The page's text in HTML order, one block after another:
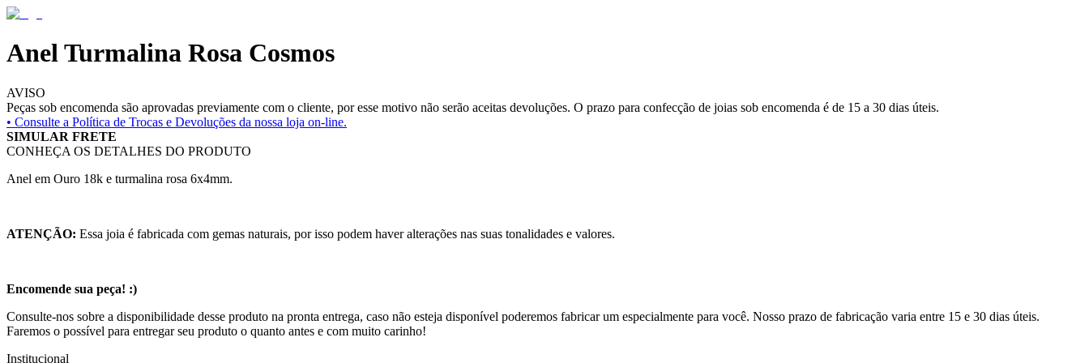
Anel Turmalina Rosa Cosmos
AVISO
Peças sob encomenda são aprovadas previamente com o cliente, por esse motivo não serão aceitas devoluções. O prazo para confecção de joias sob encomenda é de 15 a 30 dias úteis.
• Consulte a Política de Trocas e Devoluções da nossa loja on-line.
SIMULAR FRETE
CONHEÇA OS DETALHES DO PRODUTO
Anel em Ouro 18k e turmalina rosa 6x4mm.
ATENÇÃO: Essa joia é fabricada com gemas naturais, por isso podem haver alterações nas suas tonalidades e valores.
Encomende sua peça! :)
Consulte-nos sobre a disponibilidade desse produto na pronta entrega, caso não esteja disponível poderemos fabricar um especialmente para você. Nosso prazo de fabricação varia entre 15 e 30 dias úteis.
Faremos o possível para entregar seu produto o quanto antes e com muito carinho!
Institucional